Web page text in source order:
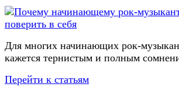
Для многих начинающих рок-
кажется тернистым и полным
Перейти к статьям